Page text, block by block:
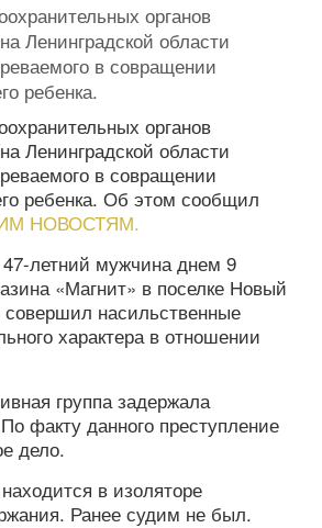
органов
Ленинградской области
в совращении
ребенка.
органов
Ленинградской области
в совращении
ребенка. Об этом сообщил
НОВОСТЯМ.
летний мужчина днем 9
«Магнит» в поселке Новый
насильственные
характера в отношении
группа задержала
факту данного преступление
дело.
в изоляторе
Ранее судим не был.